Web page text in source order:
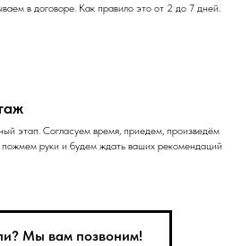
в договоре. Как правило это от 2 до 7 дней.
этап. Согласуем время, приедем, произведём
руки и будем ждать ваших рекомендаций
Мы вам позвоним!